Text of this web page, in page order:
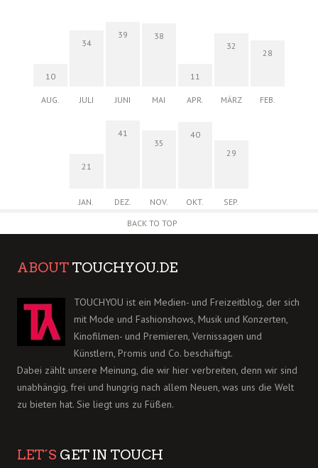
10
AUG.
34
JULI
39
JUNI
38
MAI
11
APR.
32
MÄRZ
28
FEB.
21
JAN.
41
DEZ.
35
NOV.
40
OKT.
29
SEP.
BACK TO TOP
ABOUT TOUCHYOU.DE
TOUCHYOU ist ein Medien- und Freizeitblog, der sich
mit Mode und Fashionshows, Musik und Konzerten,
Kinofilmen- und Premieren, Vernissagen und
Künstlern, Promis und Co. beschäftigt.
Dabei zählt unsere Meinung, die wir hier verbreiten, denn wir sind
unabhängig, frei und hungrig nach allem Neuen, was uns die Welt
zu bieten hat. Sie liegt uns zu Füßen.
LET´S GET IN TOUCH